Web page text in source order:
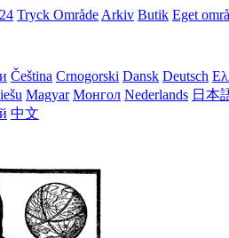
Tryck Område Arkiv Butik Eget
Čeština Crnogorski Dansk Deutsch
Magyar Монгол Nederlands 日本
中文